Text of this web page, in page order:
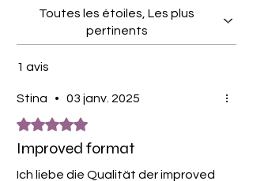
Toutes les étoiles, Les plus
pertinents
1 avis
Stina • 03 janv. 2025
Noté 5 sur 5.
Improved format
Ich liebe die Qualität der improved